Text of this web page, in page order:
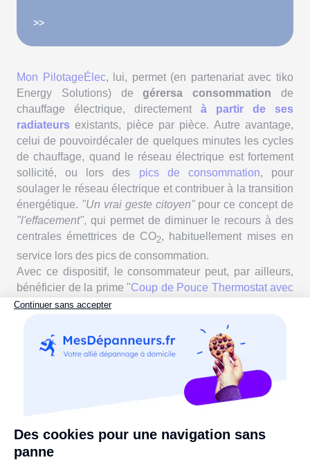
>>
Mon PilotageÉlec, lui, permet (en partenariat avec tiko
Energy Solutions) degérersa consommation de
chauffage électrique, directement à partir de ses
radiateurs existants, pièce par pièce. Autre avantage,
celui de pouvoirdécaler de quelques minutes les cycles
de chauffage, quand le réseau électrique est fortement
sollicité, ou lors des pics de consommation, pour
soulager le réseau électrique et contribuer à la transition
énergétique. "Un vrai geste citoyen"pour ce concept de
"l'effacement", qui permet de diminuer le recours à des
centrales émettrices de CO2, habituellement mises en
service lors des pics de consommation.
Avec ce dispositif, le consommateur peut, par ailleurs,
bénéficier de la prime "Coup de Pouce Thermostat avec
régulation performante
Une remarque ? Faites-nous part de vos commentaires !
Électricité verte : 5 points pour tout comprendre sur
quotidienne